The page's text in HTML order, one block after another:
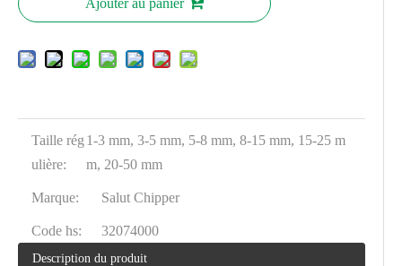
Ajouter au panier
Taille rég
ulière:
1-3 mm, 3-5 mm, 5-8 mm, 8-15 mm, 15-25 m
m, 20-50 mm
Marque: Salut Chipper
Code hs: 32074000
Description du produit